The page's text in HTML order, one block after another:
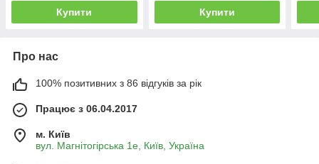
Купити Купити
Про нас
100% позитивних з 86 відгуків за рік
Працює з 06.04.2017
м. Київ
вул. Магнітогірська 1е, Київ, Україна